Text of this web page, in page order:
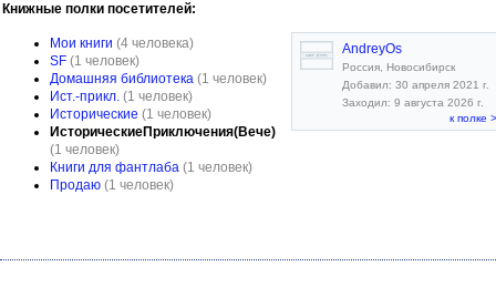
Книжные полки посетителей:
Мои книги (4 человека)
SF (1 человек)
Домашняя библиотека (1 человек)
Ист.-прикл. (1 человек)
Исторические (1 человек)
ИсторическиеПриключения(Вече)
(1 человек)
Книги для фантлаба (1 человек)
Продаю (1 человек)
AndreyOs
Россия, Новосибирск
Добавил: 30 апреля 2021 г.
Заходил: 9 августа 2026 г.
к полке >